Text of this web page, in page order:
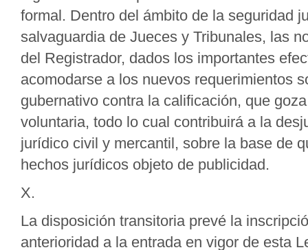
formal. Dentro del ámbito de la seguridad
salvaguardia de Jueces y Tribunales, las
del Registrador, dados los importantes
acomodarse a los nuevos requerimientos
gubernativo contra la calificación, que
voluntaria, todo lo cual contribuirá a la
jurídico civil y mercantil, sobre la base de
hechos jurídicos objeto de publicidad.
X.
La disposición transitoria prevé la
anterioridad a la entrada en vigor de esta